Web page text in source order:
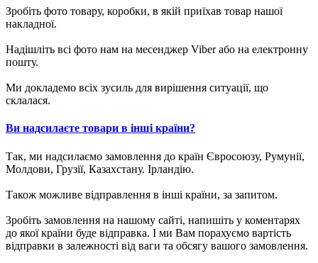
Зробіть фото товару, коробки, в якій приїхав товар нашої
накладної.
Надішліть всі фото нам на месенджер Viber або на електронну
пошту.
Ми докладемо всіх зусиль для вирішення ситуації, що
склалася.
Ви надсилаєте товари в інші країни?
Так, ми надсилаємо замовлення до країн Євросоюзу, Румунії,
Молдови, Грузії, Казахстану. Ірландію.
Також можливе відправлення в інші країни, за запитом.
Зробіть замовлення на нашому сайті, напишіть у коментарях
до якої країни буде відправка. І ми Вам порахуємо вартість
відправки в залежності від ваги та обсягу вашого замовлення.